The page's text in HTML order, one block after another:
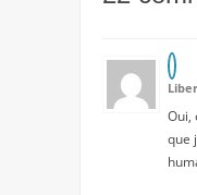
Oui,
que